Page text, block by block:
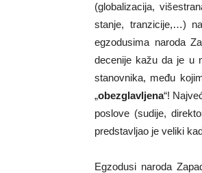
(globalizacija,
stanje, tranzicije,…)
egzodusima naroda
decenije kažu da je u
stanovnika, među
„obezglavljena“!
poslove (sudije,
predstavljao je veliki
Egzodusi naroda